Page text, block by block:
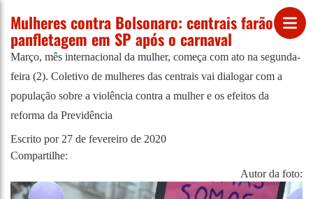
Mulheres contra Bolsonaro: centrais farão
panfletagem em SP após o carnaval
Março, mês internacional da mulher, começa com ato na segunda-
feira (2). Coletivo de mulheres das centrais vai dialogar com a
população sobre a violência contra a mulher e os efeitos da
reforma da Previdência
Escrito por 27 de fevereiro de 2020
Compartilhe:
Autor da foto: